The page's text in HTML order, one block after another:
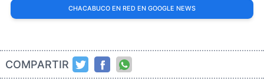
CHACABUCO EN RED EN GOOGLE NEWS
COMPARTIR